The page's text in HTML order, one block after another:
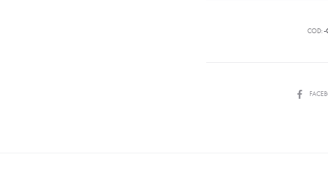
COD:-